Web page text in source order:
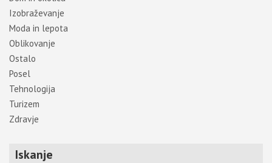
Izobraževanje
Moda in lepota
Oblikovanje
Ostalo
Posel
Tehnologija
Turizem
Zdravje
Iskanje